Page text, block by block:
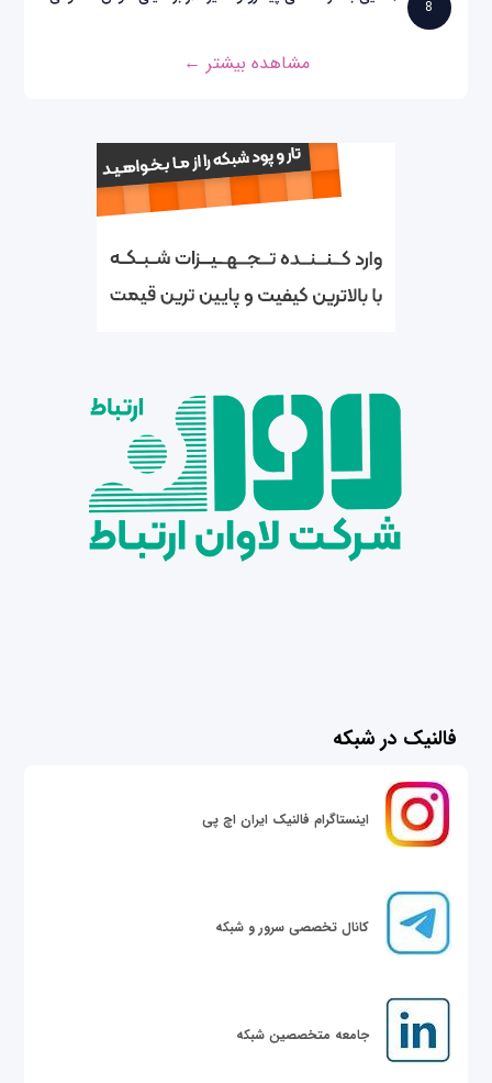
8
مشاهده بیشتر ←
فالنیک در شبکه
اینستاگرام فالنیک ایران اچ پی
کانال تخصصی سرور و شبکه
جامعه متخصصین شبکه